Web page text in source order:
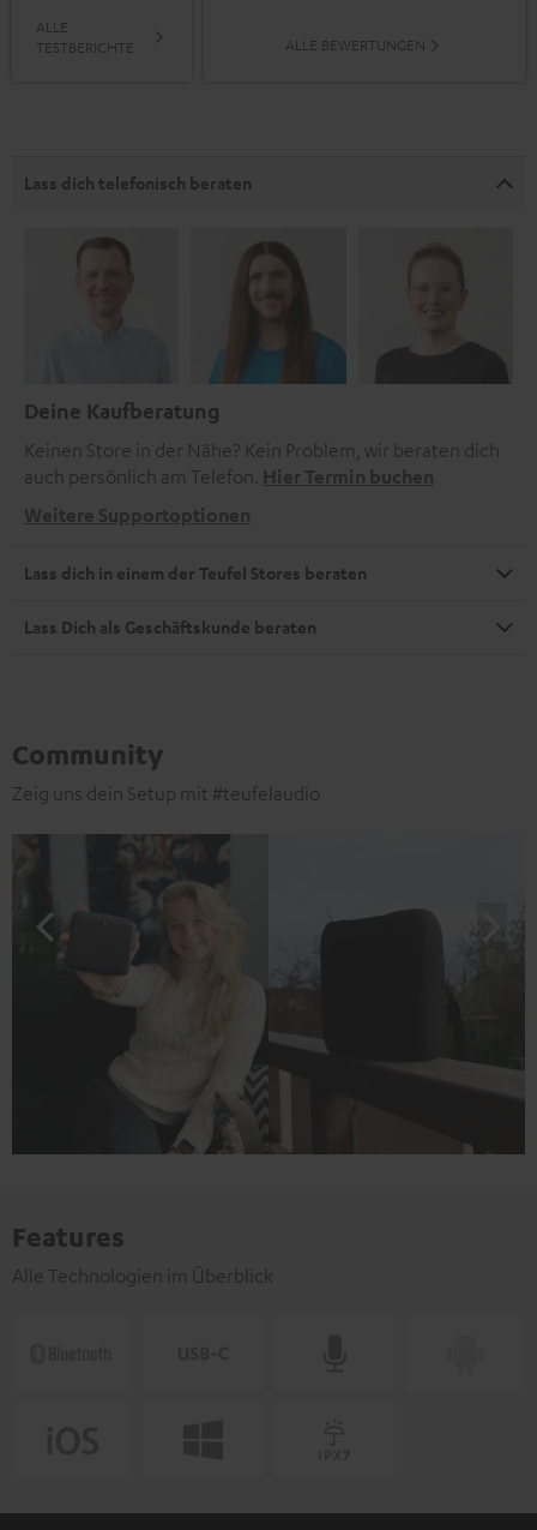
ALLE
TESTBERICHTE
ALLE BEWERTUNGEN
Lass dich telefonisch beraten
Deine Kaufberatung
Keinen Store in der Nähe? Kein Problem, wir beraten dich
auch persönlich am Telefon. Hier Termin buchen
Weitere Supportoptionen
Lass dich in einem der Teufel Stores beraten
Lass Dich als Geschäftskunde beraten
Community
Zeig uns dein Setup mit #teufelaudio
Features
Alle Technologien im Überblick